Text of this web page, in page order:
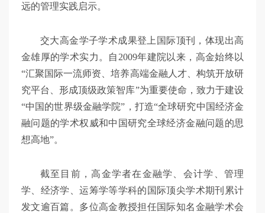
远的管理实践启示。
交大高金学子学术成果登上国际顶刊，体现出高
金雄厚的学术实力。自2009年建院以来，高金始终以
“汇聚国际一流师资、培养高端金融人才、构筑开放研
究平台、形成顶级政策智库”为重要使命，致力于建设
“中国的世界级金融学院”，打造“全球研究中国经济金
融问题的学术权威和中国研究全球经济金融问题的思
想高地”。
截至目前，高金学者在金融学、会计学、管理
学、经济学、运筹学等学科的国际顶尖学术期刊累计
发文逾百篇。多位高金教授担任国际知名金融学术会